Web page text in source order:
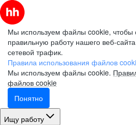
Мы используем файлы cookie, чтобы
правильную работу нашего веб-
сетевой трафик.
Правила использования файлов
Мы используем файлы cookie.
файлов cookie
Понятно
Ищу работу